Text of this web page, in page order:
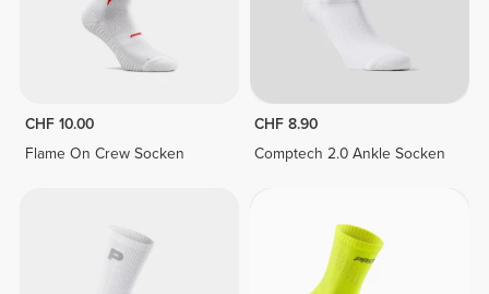
CHF 10.00
Flame On Crew Socken
CHF 8.90
Comptech 2.0 Ankle Socken